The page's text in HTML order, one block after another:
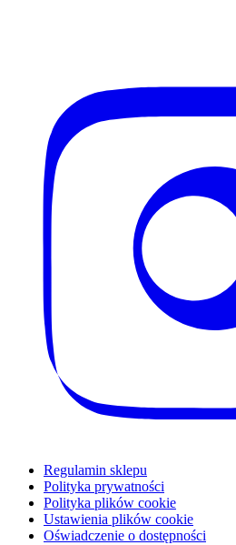
Regulamin sklepu
Polityka prywatności
Polityka plików cookie
Ustawienia plików cookie
Oświadczenie o dostępności